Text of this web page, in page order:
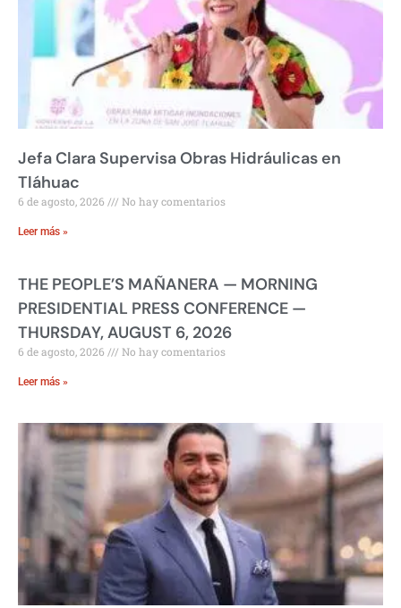
Jefa Clara Supervisa Obras Hidráulicas en
Tláhuac
6 de agosto, 2026 No hay comentarios
Leer más »
THE PEOPLE’S MAÑANERA — MORNING
PRESIDENTIAL PRESS CONFERENCE —
THURSDAY, AUGUST 6, 2026
6 de agosto, 2026 No hay comentarios
Leer más »